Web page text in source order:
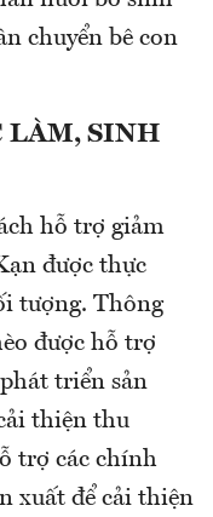
chuyển bê con
LÀM, SINH
hỗ trợ giảm
được thực
tượng. Thông
được hỗ trợ
triển sản
thiện thu
trợ các chính
xuất để cải thiện